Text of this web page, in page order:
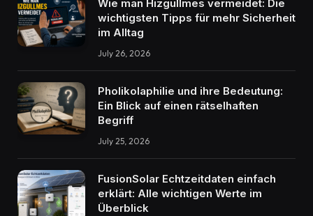
Wie man Hizgullmes vermeidet: Die
wichtigsten Tipps für mehr Sicherheit
im Alltag
July 26, 2026
Pholikolaphilie und ihre Bedeutung:
Ein Blick auf einen rätselhaften
Begriff
July 25, 2026
FusionSolar Echtzeitdaten einfach
erklärt: Alle wichtigen Werte im
Überblick